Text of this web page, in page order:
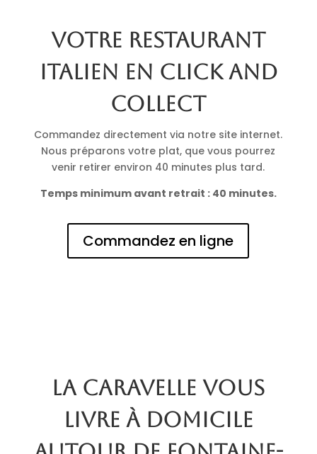
Votre restaurant
italien en click and
collect
Commandez directement via notre site internet.
Nous préparons votre plat, que vous pourrez
venir retirer environ 40 minutes plus tard.
Temps minimum avant retrait : 40 minutes.
Commandez en ligne
La Caravelle vous
livre à domicile